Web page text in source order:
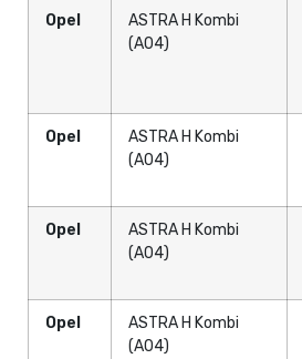
Opel
ASTRA H Kombi
(A04)
Opel
ASTRA H Kombi
(A04)
Opel
ASTRA H Kombi
(A04)
Opel
ASTRA H Kombi
(A04)